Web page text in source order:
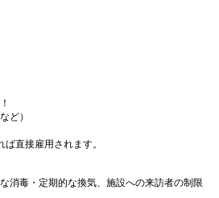
ど）
直接雇用されます。
消毒・定期的な換気、施設への来訪者の制限